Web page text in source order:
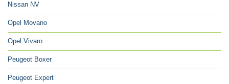
Nissan NV
Opel Movano
Opel Vivaro
Peugeot Boxer
Peugeot Expert